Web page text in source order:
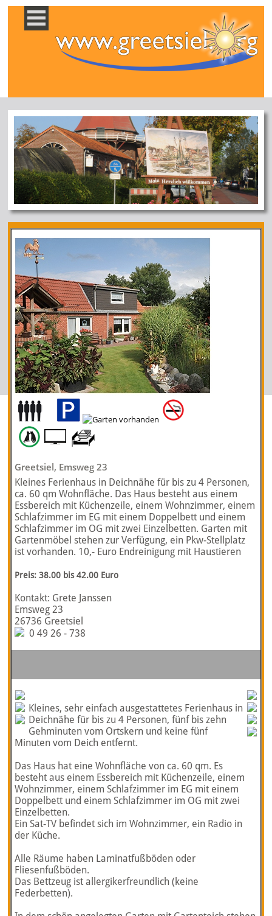
Greetsiel, Emsweg 23
Kleines Ferienhaus in Deichnähe für bis zu 4 Personen,
ca. 60 qm Wohnfläche. Das Haus besteht aus einem
Essbereich mit Küchenzeile, einem Wohnzimmer, einem
Schlafzimmer im EG mit einem Doppelbett und einem
Schlafzimmer im OG mit zwei Einzelbetten. Garten mit
Gartenmöbel stehen zur Verfügung, ein Pkw-Stellplatz
ist vorhanden. 10,- Euro Endreinigung mit Haustieren
Preis: 38.00 bis 42.00 Euro
Kontakt: Grete Janssen
Emsweg 23
26736 Greetsiel
0 49 26 - 738
Kleines, sehr einfach ausgestattetes Ferienhaus in
Deichnähe für bis zu 4 Personen, fünf bis zehn
Gehminuten vom Ortskern und keine fünf
Minuten vom Deich entfernt.
Das Haus hat eine Wohnfläche von ca. 60 qm. Es
besteht aus einem Essbereich mit Küchenzeile, einem
Wohnzimmer, einem Schlafzimmer im EG mit einem
Doppelbett und einem Schlafzimmer im OG mit zwei
Einzelbetten.
Ein Sat-TV befindet sich im Wohnzimmer, ein Radio in
der Küche.
Alle Räume haben Laminatfußböden oder
Fliesenfußböden.
Das Bettzeug ist allergikerfreundlich (keine
Federbetten).